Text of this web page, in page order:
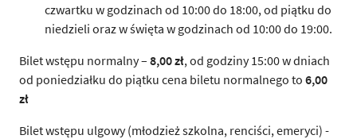
czwartku w godzinach od 10:00 do 18:00, od piątku do
niedzieli oraz w święta w godzinach od 10:00 do 19:00.
Bilet wstępu normalny – 8,00 zł, od godziny 15:00 w dniach
od poniedziałku do piątku cena biletu normalnego to 6,00
zł
Bilet wstępu ulgowy (młodzież szkolna, renciści, emeryci) -